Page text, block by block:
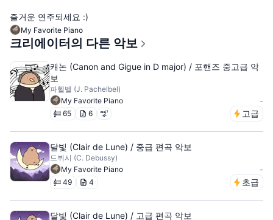
즐거운 연주되세요 :)
My Favorite Piano
크리에이터의 다른 악보
캐논 (Canon and Gigue in D major) / 포핸즈 중고급 악
보
파헬벨 (J. Pachelbel)
My Favorite Piano
-
65 6 고급
달빛 (Clair de Lune) / 중급 편곡 악보
드뷔시 (C. Debussy)
My Favorite Piano
-
49 4 초급
달빛 (Clair de Lune) / 고급 편곡 악보